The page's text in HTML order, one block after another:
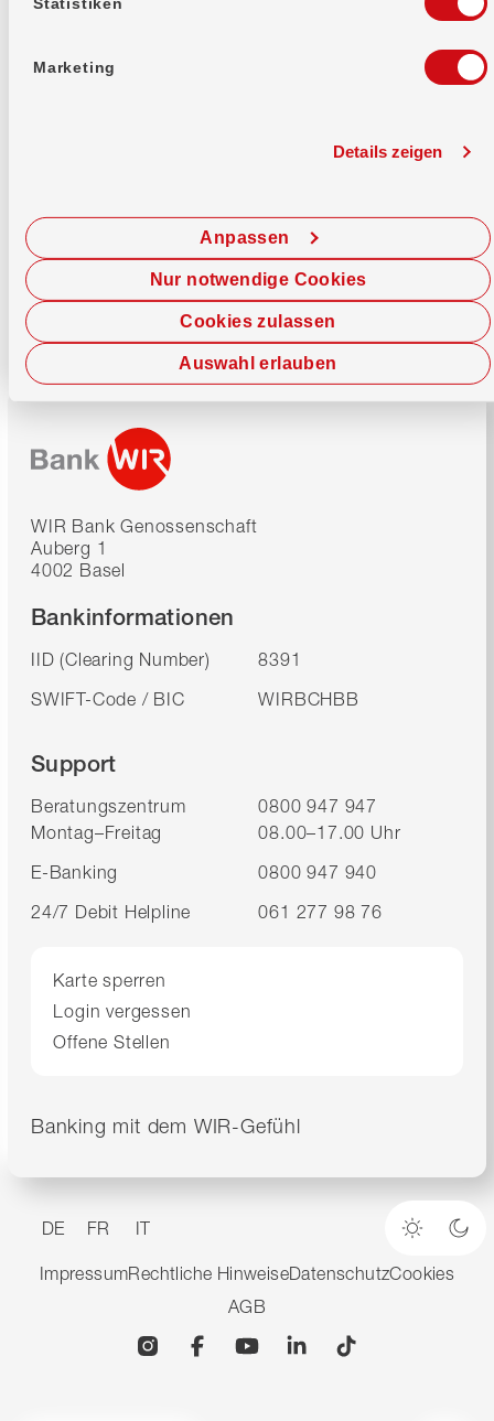
Marketing
Details zeigen
Cookies zulassen
Anpassen
Auswahl erlauben
Nur notwendige Cookies
Jetzt chatten
WIR Bank Genossenschaft
Auberg 1
4002 Basel
Bankinformationen
IID (Clearing Number)
8391
SWIFT-Code / BIC
WIRBCHBB
Support
Beratungszentrum
0800 947 947
Montag–Freitag
08.00–17.00 Uhr
E-Banking
0800 947 940
24/7 Debit Helpline
061 277 98 76
Karte sperren
Login vergessen
Offene Stellen
Banking mit dem WIR-Gefühl
DE FR IT
Heller
ImpressumRechtliche HinweiseDatenschutzCookies
AGB
InstagramFacebookYouTubeLinkedin